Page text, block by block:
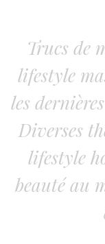
Trucs de
lifestyle
les
Diverses
lifestyle
beauté au